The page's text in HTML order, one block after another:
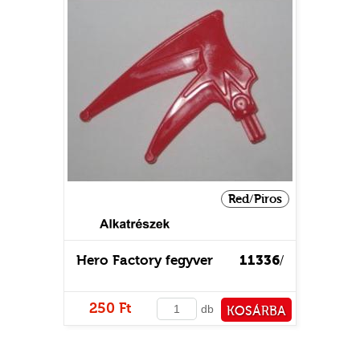
Red/Piros
11336/
Hero Factory fegyver
250 Ft db KOSÁRBA